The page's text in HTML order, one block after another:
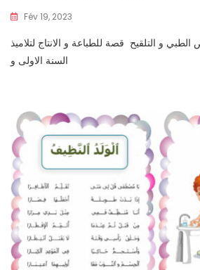
Fév 19, 2023
و التلقيح قصة للطباعة و الانتاج لتلاميذ
السنة الاولى و